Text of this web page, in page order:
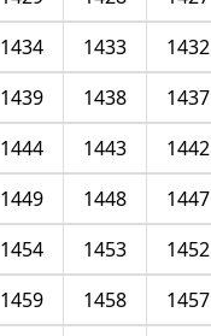
1432
1433
1434
1437
1438
1439
1442
1443
1444
1447
1448
1449
1452
1453
1454
1457
1458
1459